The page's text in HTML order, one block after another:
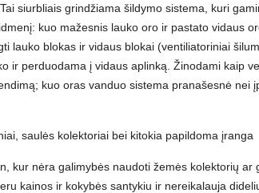
siurbliais grindžiama šildymo sistema, kuri
kuo mažesnis lauko oro ir pastato vidaus
lauko blokas ir vidaus blokai (ventiliatoriniai
ir perduodama į vidaus aplinką. Žinodami kaip
kuo oras vanduo sistema pranašesnė nei
saulės kolektoriai bei kitokia papildoma įranga
kur nėra galimybės naudoti žemės kolektorių ar
kainos ir kokybės santykiu ir nereikalauja